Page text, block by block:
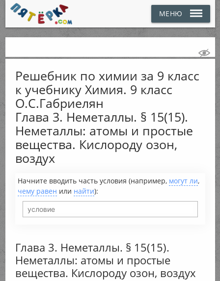
МЕНЮ
Решебник по химии за 9 класс
к учебнику Химия. 9 класс
О.С.Габриелян
Глава 3. Неметаллы. § 15(15).
Неметаллы: атомы и простые
вещества. Кислороду озон,
воздух
Начните вводить часть условия (например, могут ли,
чему равен или найти):
Глава 3. Неметаллы. § 15(15).
Неметаллы: атомы и простые
вещества. Кислороду озон, воздух